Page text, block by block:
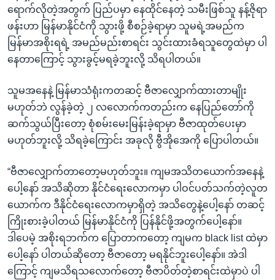
ရောက်လိုတဲ့အတွက် ပြည်ပမှာ နေထိုင်နေတဲ့ သမီးဖြစ်သူ နန့်ဇိုရာ
ဖန်းဟာ မြန်မာနိုင်ငံကို သွားဖို့ စီစဉ်ခဲ့ရာမှာ သူမရဲ့အမည်က
မြန်မာအစိုးရရဲ့ အမည်မည်းစာရင်း သွင်းထားခံရသူတွေထဲမှာ ပါ
နေတာကြောင့် သွားခွင့်မရခဲ့ဘူးလို့ သိရပါတယ်။
သူမအနေနဲ့ မြန်မာသံရုံးကတဆင့် ဗီဇာလျှောက်ထားတာမျိုး
မဟုတ်ဘဲ လွန်ခဲ့တဲ့ ၂ လလောက်ကတည်းက နေပြည်တော်ကို
ဆက်သွယ်ပြီးတော့ စုံစမ်းမေးမြန်းခဲ့ရာမှာ ဗီဇာထုတ်ပေးမှာ
မဟုတ်ဘူးလို့ သိရခဲ့ကြောင်း အခုလို ဗွီအိုအေကို ပြောပါတယ်။
“ဗီဇာလျှောက်တာတော့မဟုတ်ဘူး။ ကျမအသိတယောက်အနေနဲ့
ပေါ့နော် အသိဆိုတာ နိုင်ငံရေးလောကမှာ ပါဝင်ပတ်သက်တဲ့လူတ
ယောက်က ဒီနိုင်ငံရေးလောကမှာရှိတဲ့ အသိတွေနဲ့ပေါ့နော် တဆင့်
ကြိုးစားခဲ့ပါတယ် မြန်မာနိုင်ငံကို ပြန်နိုင်ဖို့အတွက်ပေါ့နော်။
ဒါပေမဲ့ အစိုးရဘက်က ပြောတာကတော့ ကျမက black list ထဲမှာ
ပေါ့နော် ပါတယ်ဆိုတော့ ဗီဇာတော့ မရနိုင်ဘူးပေါ့နော်။ အဲဒါ
ကြောင့် ကျမသိရသလောက်တော့ ဗီဇာပိတ်တဲ့စာရင်းထဲမှာပဲ ပါ